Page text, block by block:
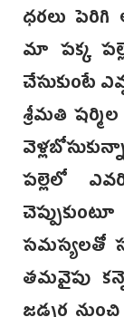
ధరలు
మా పక్క
చేసుకుంటే
శ్రీమతి
పల్లెలో
సమస్యలతో
తమవైపు